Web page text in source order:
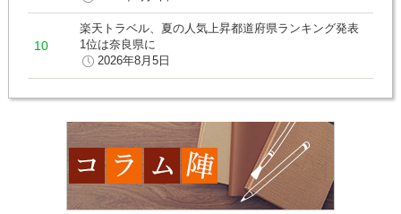
楽天トラベル、夏の人気上昇都道府県ランキング発表
1位は奈良県に
2026年8月5日